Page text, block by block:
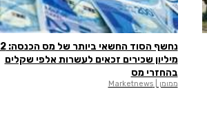
נחשף הסוד החשאי ביותר של מס הכנסה: 2
מיליון שכירים זכאים לעשרות אלפי שקלים
בהחזרי מס
ממומן | Marketnews